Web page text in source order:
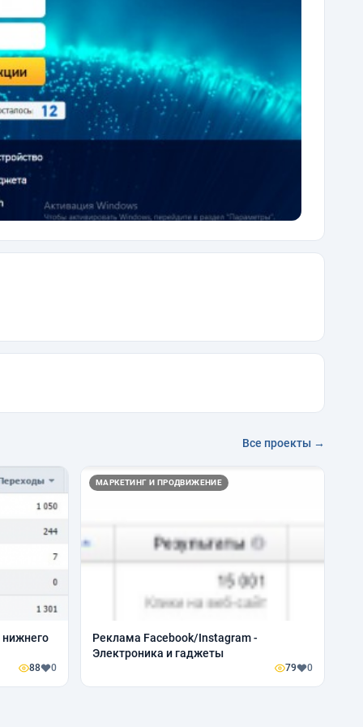
Все проекты →
нижнего
88 0
МАРКЕТИНГ И ПРОДВИЖЕНИЕ
Реклама Facebook/Instagram -
Электроника и гаджеты
79 0